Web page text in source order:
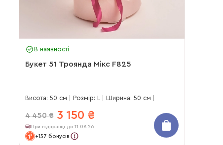
В наявності
Букет 51 Троянда Мікс F825
Висота: 50 см Розмір: L Ширина: 50 см
4 450 ₴ 3 150 ₴
При відправці до 11.08.26
+157 бонусів